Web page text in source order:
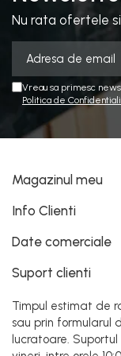
Nu rata ofertele
Vreau sa primesc
Politica de
Magazinul meu
Info Clienti
Date comerciale
Suport clienti
Timpul estimat de
sau prin formularul
lucratoare.